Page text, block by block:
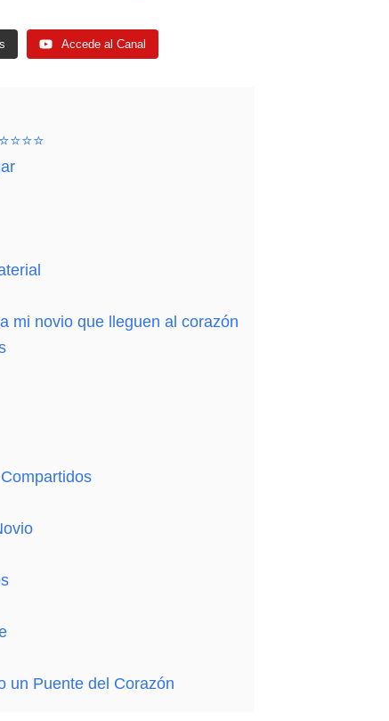
entre Amor y Amistad Carta que Revela el Corazón]
en letras Revelando Mis Sentimientos Más Íntimos]
Accede al Canal
mi novio que lleguen al corazón
un Puente del Corazón